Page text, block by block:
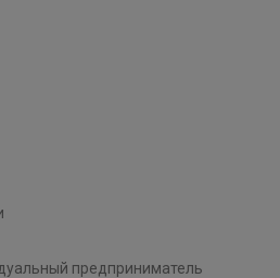
предприниматель